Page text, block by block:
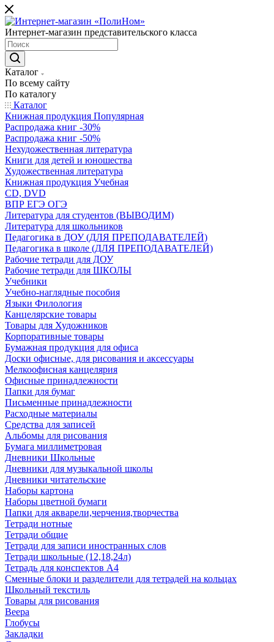
Интернет-магазин представительского класса
Каталог
По всему сайту
По каталогу
Каталог
Книжная продукция Популярная
Распродажа книг -30%
Распродажа книг -50%
Нехудожественная литература
Книги для детей и юношества
Художественная литература
Книжная продукция Учебная
CD, DVD
ВПР ЕГЭ ОГЭ
Литература для студентов (ВЫВОДИМ)
Литература для школьников
Педагогика в ДОУ (ДЛЯ ПРЕПОДАВАТЕЛЕЙ)
Педагогика в школе (ДЛЯ ПРЕПОДАВАТЕЛЕЙ)
Рабочие тетради для ДОУ
Рабочие тетради для ШКОЛЫ
Учебники
Учебно-наглядные пособия
Языки Филология
Канцелярские товары
Товары для Художников
Корпоративные товары
Бумажная продукция для офиса
Доски офисные, для рисования и аксессуары
Мелкоофисная канцелярия
Офисные принадлежности
Папки для бумаг
Письменные принадлежности
Расходные материалы
Средства для записей
Альбомы для рисования
Бумага миллиметровая
Дневники Школьные
Дневники для музыкальной школы
Дневники читательские
Наборы картона
Наборы цветной бумаги
Папки для акварели,черчения,творчества
Тетради нотные
Тетради общие
Тетради для записи иностранных слов
Тетради школьные (12,18,24л)
Тетрадь для конспектов А4
Сменные блоки и разделители для тетрадей на кольцах
Школьный текстиль
Товары для рисования
Веера
Глобусы
Закладки